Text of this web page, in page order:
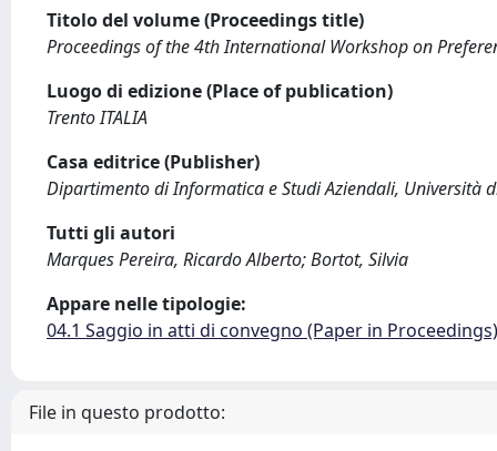
Titolo del volume (Proceedings title)
Proceedings of the 4th International Workshop on
Luogo di edizione (Place of publication)
Trento ITALIA
Casa editrice (Publisher)
Dipartimento di Informatica e Studi Aziendali, Università
Tutti gli autori
Marques Pereira, Ricardo Alberto; Bortot, Silvia
Appare nelle tipologie:
04.1 Saggio in atti di convegno (Paper in Proceedings)
File in questo prodotto: